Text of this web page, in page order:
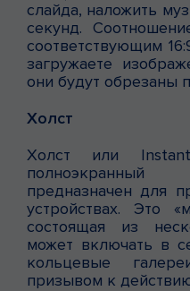
слайда, наложить
секунд.
соответствующим
загружаете
они будут обрезаны
Холст
Холст или
предназначен для
устройствах. Это
состоящая из
может включать в
кольцевые
призывом к